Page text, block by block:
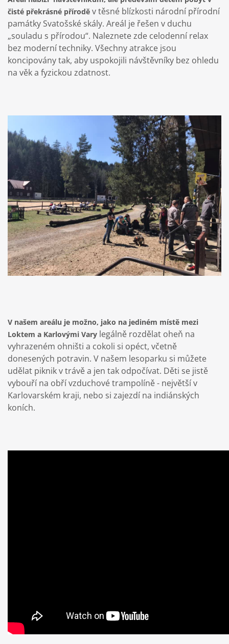
čisté překrásné přírodě v těsné blízkosti národní přírodní
památky Svatošské skály. Areál je řešen v duchu
„souladu s přírodou“. Naleznete zde celodenní relax
bez moderní techniky. Všechny atrakce jsou
koncipovány tak, aby uspokojili návštěvníky bez ohledu
na věk a fyzickou zdatnost.
V našem areálu je možno, jako na jediném místě mezi
Loktem a Karlovými Vary legálně rozdělat oheň na
vyhrazeném ohništi a cokoli si opéct, včetně
donesených potravin. V našem lesoparku si můžete
udělat piknik v trávě a jen tak odpočívat. Děti se jistě
vybouří na obří vzduchové trampolíně - největší v
Karlovarském kraji, nebo si zajezdí na indiánských
koních.